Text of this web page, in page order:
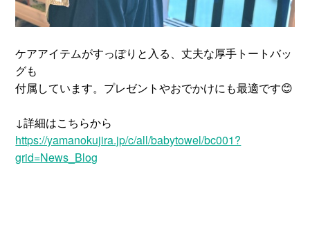
ケアアイテムがすっぽりと入る、丈夫な厚手トートバッ
グも
付属しています。プレゼントやおでかけにも最適です😊
↓詳細はこちらから
https://yamanokujira.jp/c/all/babytowel/bc001?
grid=News_Blog